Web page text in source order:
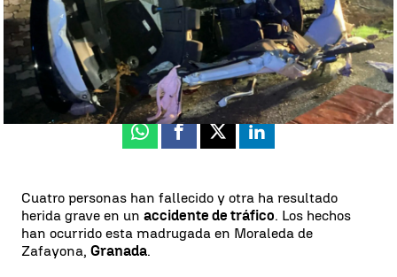
Neila Gallego
Actualizado:26 de octubre de 2024, 15:22
Publicado:
26 de octubre de 2024, 13:27
Whatsapp
Facebook
X Linkedin
Cuatro personas han fallecido y otra ha resultado
herida grave en un accidente de tráfico. Los hechos
han ocurrido esta madrugada en Moraleda de
Zafayona, Granada.